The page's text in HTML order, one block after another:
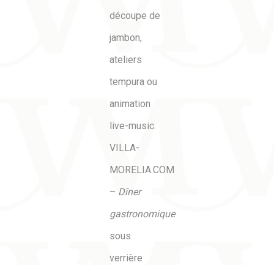
découpe de
jambon,
ateliers
tempura ou
animation
live-music.
VILLA-
MORELIA.COM
– Dîner
gastronomique
sous
verrière